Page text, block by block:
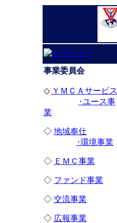
事業委員会
◇ ＹＭＣＡサービス
･ユース事
業
◇ 地域奉仕
･環境事業
◇ ＥＭＣ事業
◇ ファンド事業
◇ 交流事業
◇ 広報事業